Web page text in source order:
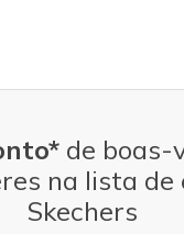
de boas-
na lista de
Skechers